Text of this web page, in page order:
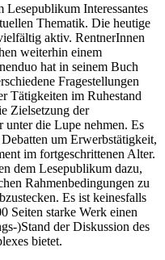
Lesepublikum Interessantes
Thematik. Die heutige
aktiv. RentnerInnen
weiterhin einem
hat in seinem Buch
Fragestellungen
Tätigkeiten im Ruhestand
Zielsetzung der
unter die Lupe nehmen. Es
um Erwerbstätigkeit,
im fortgeschrittenen Alter.
dem Lesepublikum dazu,
Rahmenbedingungen zu
Es ist keinesfalls
Seiten starke Werk einen
)Stand der Diskussion des
bietet.